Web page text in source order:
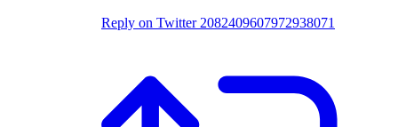
Reply on Twitter 2082409607972938071